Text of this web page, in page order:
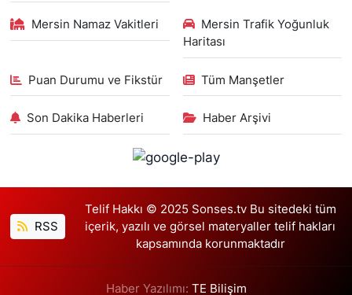
Mersin Namaz Vakitleri
Mersin Trafik Yoğunluk
Haritası
Puan Durumu ve Fikstür Tüm Manşetler
Son Dakika Haberleri Haber Arşivi
RSS
Telif Hakkı © 2025 Sonses.tv Bu sitedeki tüm
içerik, yazılı ve görsel materyaller telif hakları
kapsamında korunmaktadır
Haber Yazılımı: TE Bilişim